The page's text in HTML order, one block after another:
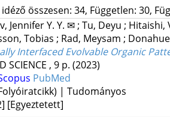
összesen: 34, Független: 30,
Jennifer Y. Y. ✉; Tu, Deyu ; Hitaishi,
Tobias ; Rad, Meysam ;
Interfaced Evolvable Organic
SCIENCE , 9 p. (2023)
PubMed
| Tudományos
[Egyeztetett]